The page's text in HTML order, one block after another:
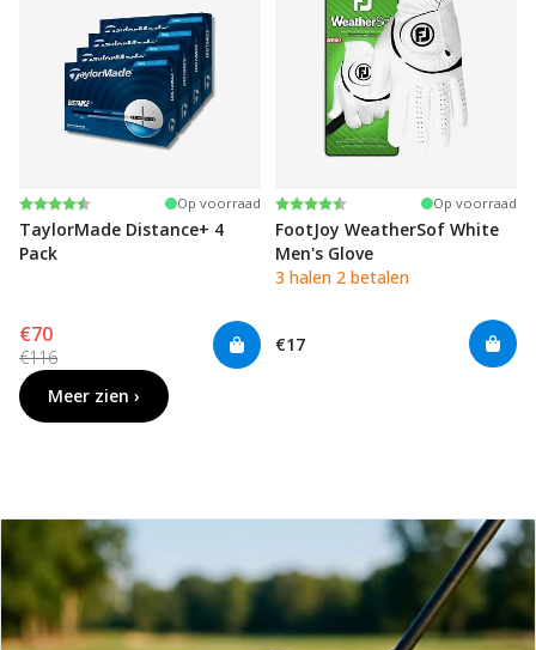
Beoordeling:
4.4 uit 5 sterren Op voorraad
TaylorMade Distance+ 4
Pack
€70
€116
Beoordeling:
4.5 uit 5 sterren Op voorraad
FootJoy WeatherSof White
Men's Glove
3 halen 2 betalen
€17
Meer zien ›